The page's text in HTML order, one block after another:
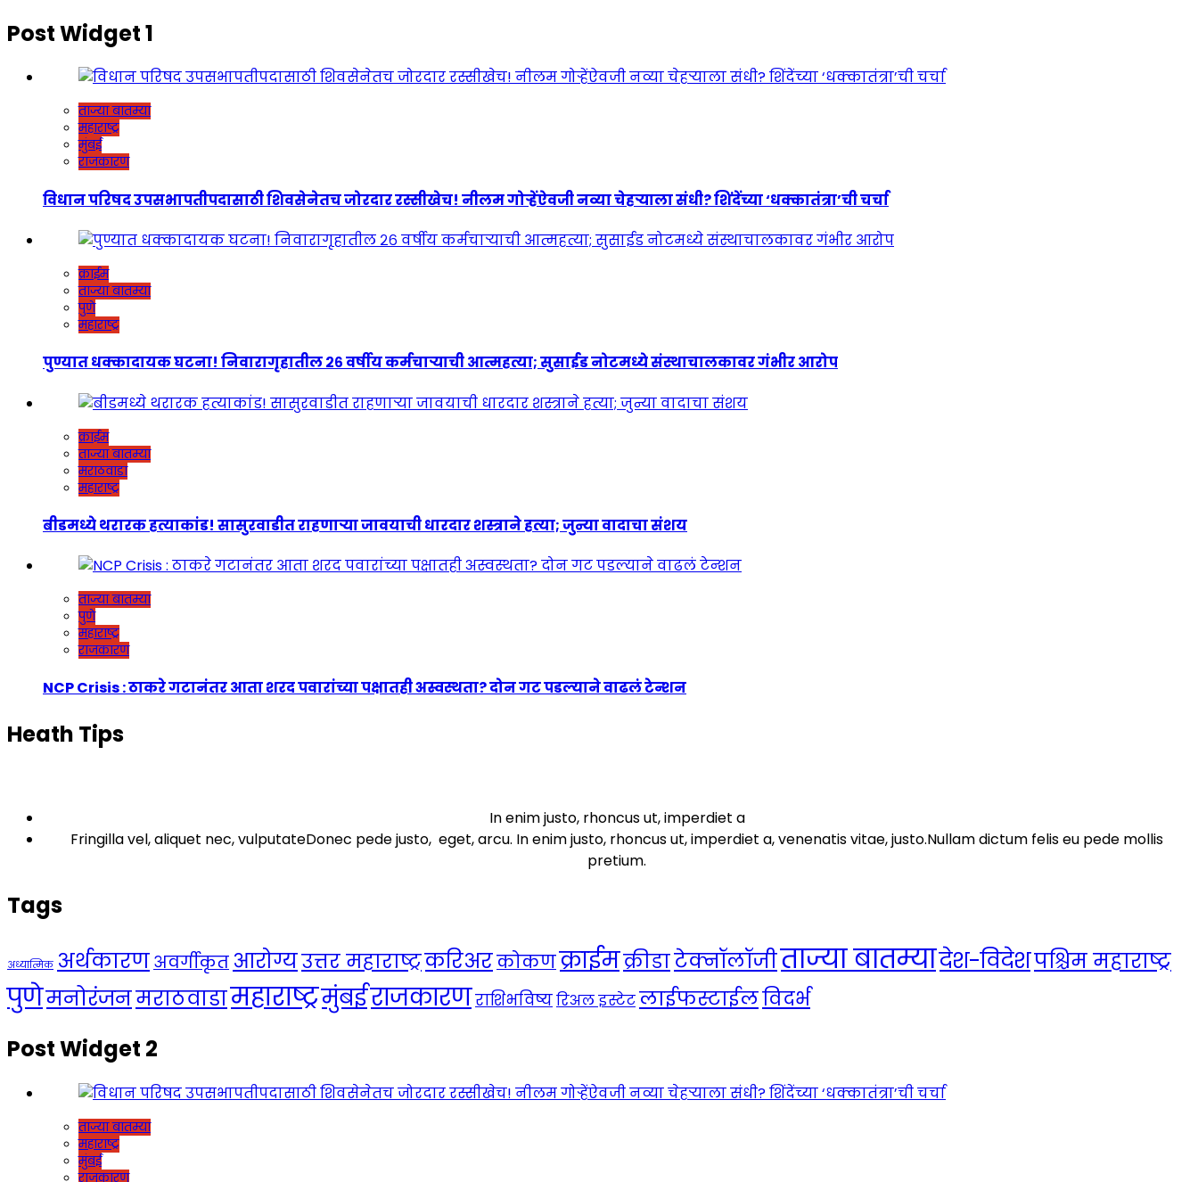
Post Widget 1
ताज्या बातम्या
महाराष्ट्र
मुंबई
राजकारण
विधान परिषद उपसभापतीपदासाठी शिवसेनेतच जोरदार रस्सीखेच! नीलम गोऱ्हेंऐवजी नव्या चेहऱ्याला संधी? शिंदेंच्या ‘धक्कातंत्रा’ची चर्चा
क्राईम
ताज्या बातम्या
पुणे
महाराष्ट्र
पुण्यात धक्कादायक घटना! निवारागृहातील २६ वर्षीय कर्मचाऱ्याची आत्महत्या; सुसाईड नोटमध्ये संस्थाचालकावर गंभीर आरोप
क्राईम
ताज्या बातम्या
मराठवाडा
महाराष्ट्र
बीडमध्ये थरारक हत्याकांड! सासुरवाडीत राहणाऱ्या जावयाची धारदार शस्त्राने हत्या; जुन्या वादाचा संशय
ताज्या बातम्या
पुणे
महाराष्ट्र
राजकारण
NCP Crisis : ठाकरे गटानंतर आता शरद पवारांच्या पक्षातही अस्वस्थता? दोन गट पडल्याने वाढलं टेन्शन
Heath Tips
In enim justo, rhoncus ut, imperdiet a
Fringilla vel, aliquet nec, vulputateDonec pede justo, eget, arcu. In enim justo, rhoncus ut, imperdiet a, venenatis vitae, justo.Nullam dictum felis eu pede mollis
pretium.
Tags
अध्यात्मिक अर्थकारणअवर्गीकृत आरोग्यउत्तर महाराष्ट्रकरिअरकोकणक्राईमक्रीडाटेक्नॉलॉजीताज्या बातम्यादेश-विदेशपश्चिम महाराष्ट्र
पुणेमनोरंजनमराठवाडामहाराष्ट्रमुंबईराजकारणराशिभविष्यरिअल इस्टेटलाईफस्टाईलविदर्भ
Post Widget 2
ताज्या बातम्या
महाराष्ट्र
मुंबई
राजकारण